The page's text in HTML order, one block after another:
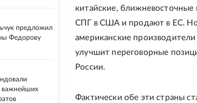
китайские,
СПГ в США и продают в ЕС.
американские производители
улучшит переговорные
России.
Фактически обе эти страны
предложил
Федорову
важнейших